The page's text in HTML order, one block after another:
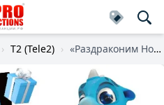
T2 (Tele2) «Раздраконим Новый год»